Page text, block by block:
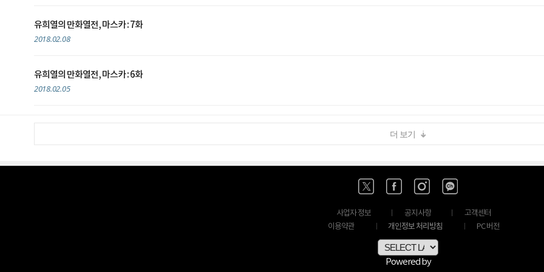
유희열의 만화열전, 마스카 : 7화
2018.02.08
유희열의 만화열전, 마스카 : 6화
2018.02.05
더 보기
사업자 정보 공지사항
고객센터
이용약관
개인정보 처리방침 PC 버전
Powered by